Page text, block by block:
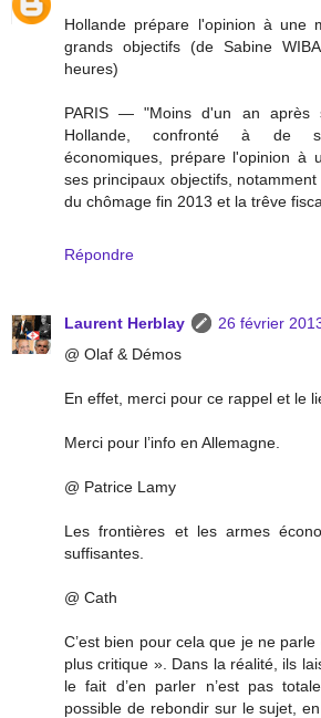
Hollande prépare l'opinion à une
grands objectifs (de Sabine
heures)
PARIS — "Moins d'un an après
Hollande, confronté à de
économiques, prépare l'opinion à
ses principaux objectifs,
du chômage fin 2013 et la trêve
Répondre
Laurent Herblay
26 février
@ Olaf & Démos
En effet, merci pour ce rappel et le
Merci pour l’info en Allemagne.
@ Patrice Lamy
Les frontières et les armes
suffisantes.
@ Cath
C’est bien pour cela que je ne
plus critique ». Dans la réalité, ils
le fait d’en parler n’est pas
possible de rebondir sur le sujet,